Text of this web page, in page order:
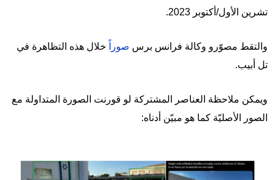
تشرين الأول/أكتوبر 2023.
والتقط مصوّرو وكالة فرانس برس صوراً خلال هذه التظاهرة في
تل أبيب.
ويمكن ملاحظة العناصر المشتركة لو قورنت الصورة المتداولة مع
الصور الأصليّة كما هو مبيّن أدناه:
Image